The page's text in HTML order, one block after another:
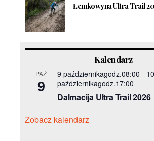
Łemkowyna Ultra Trail
Kalendarz
PAŹ
9
9 październikagodz.08:00 - 10
październikagodz.17:00
Dalmacija Ultra Trail 2026
Zobacz kalendarz